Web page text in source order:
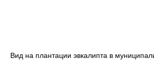
Вид на плантации эвкалипта в